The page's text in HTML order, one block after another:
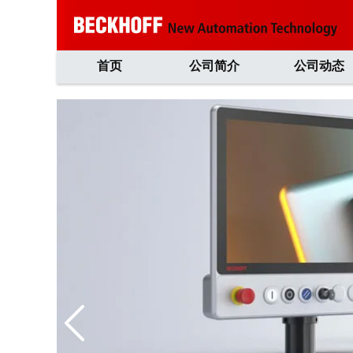
首页 公司简介 公司动态